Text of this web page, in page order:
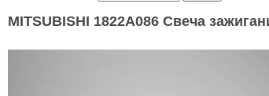
MITSUBISHI 1822A086 Свеча